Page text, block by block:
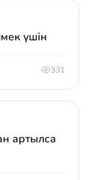
үшін
331
артылса